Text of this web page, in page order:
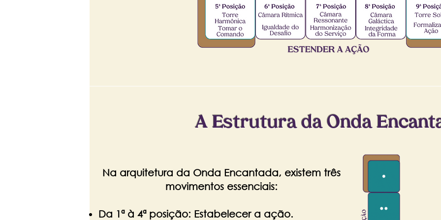
A Estrutura da Onda
Na arquitetura da Onda Encantada, existem três
movimentos essenciais:
Da 1ª à 4ª posição: Estabelecer a ação.